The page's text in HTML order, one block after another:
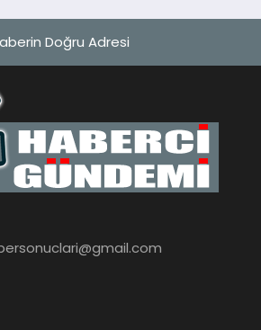
Doğru Adresi